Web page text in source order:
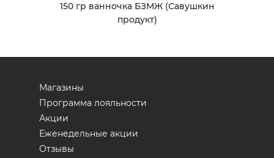
150 гр ванночка БЗМЖ (Савушкин
продукт)
Магазины
Программа лояльности
Акции
Еженедельные акции
Отзывы